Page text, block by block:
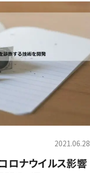
2021.06.28
ロナウイルス影響